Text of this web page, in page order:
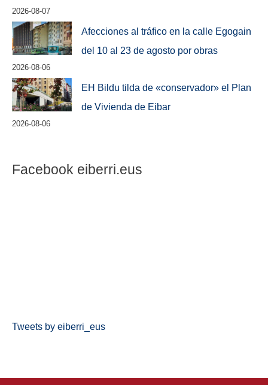
2026-08-07
Afecciones al tráfico en la calle Egogain
del 10 al 23 de agosto por obras
2026-08-06
EH Bildu tilda de «conservador» el Plan
de Vivienda de Eibar
2026-08-06
Facebook eiberri.eus
Tweets by eiberri_eus